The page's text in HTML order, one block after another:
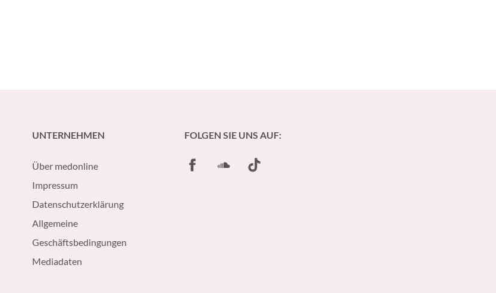
UNTERNEHMEN
Über medonline
Impressum
Datenschutzerklärung
Allgemeine
Geschäftsbedingungen
Mediadaten
FOLGEN SIE UNS AUF:
FacebookSoundCloud
TikTok